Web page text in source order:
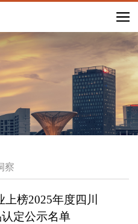
察
榜2025年度四川
定公示名单